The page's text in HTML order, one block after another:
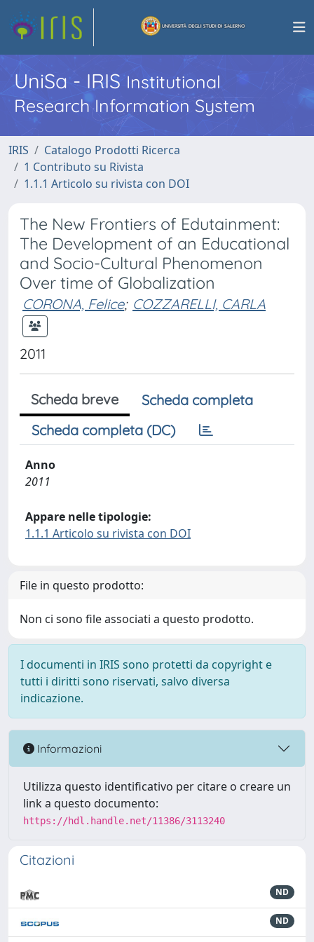
UniSa - IRISInstitutional
Research Information System
IRIS
Catalogo Prodotti Ricerca
1 Contributo su Rivista
1.1.1 Articolo su rivista con DOI
The New Frontiers of Edutainment:
The Development of an Educational
and Socio-Cultural Phenomenon
Over time of Globalization
CORONA, Felice; COZZARELLI, CARLA
2011
Scheda breve
Scheda completa
Scheda completa (DC)
Anno
2011
Appare nelle tipologie:
1.1.1 Articolo su rivista con DOI
File in questo prodotto:
Non ci sono file associati a questo prodotto.
I documenti in IRIS sono protetti da copyright e
tutti i diritti sono riservati, salvo diversa
indicazione.
Informazioni
Utilizza questo identificativo per citare o creare un
link a questo documento:
https://hdl.handle.net/11386/3113240
Citazioni
ND
ND